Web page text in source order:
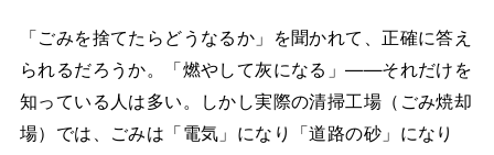
「ごみを捨てたらどうなるか」を聞かれて、正確に答え
られるだろうか。「燃やして灰になる」——それだけを
知っている人は多い。しかし実際の清掃工場（ごみ焼却
場）では、ごみは「電気」になり「道路の砂」になり